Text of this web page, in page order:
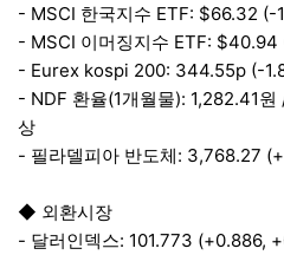
- MSCI 한국지수 ETF: $66.32 (-
- MSCI 이머징지수 ETF: $40.94
- Eurex kospi 200: 344.55p (-
- NDF 환율(1개월물): 1,282.41
상
- 필라델피아 반도체: 3,768.27
◆ 외환시장
- 달러인덱스: 101.773 (+0.886,